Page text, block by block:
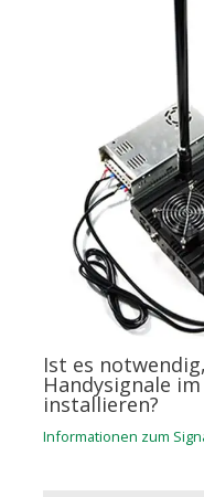
Ist es
Handysignale
installieren?
Informationen zum